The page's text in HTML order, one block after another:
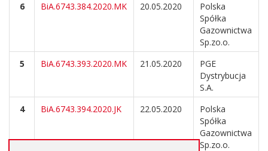
6
BiA.6743.384.2020.MK 20.05.2020
Polska
Spółka
Gazownictwa
Sp.zo.o.
5
BiA.6743.393.2020.MK 21.05.2020
PGE
Dystrybucja
S.A.
4
BiA.6743.394.2020.JK 22.05.2020
Polska
Spółka
Gazownictwa
Sp.zo.o.